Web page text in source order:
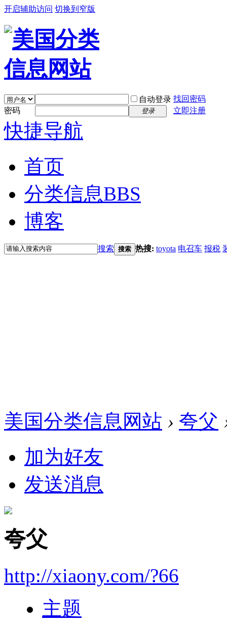
开启辅助访问 切换到窄版
自动登录 找回密码
密码
登录 立即注册
快捷导航
首页
分类信息BBS
博客
搜索 搜索 热搜: toyota 电召车 报税
美国分类信息网站 › 夸父
加为好友
发送消息
夸父
http://xiaony.com/?66
主题